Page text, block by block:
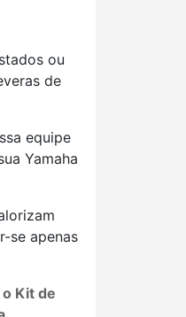
ou
de
equipe
Yamaha
se apenas
Kit de